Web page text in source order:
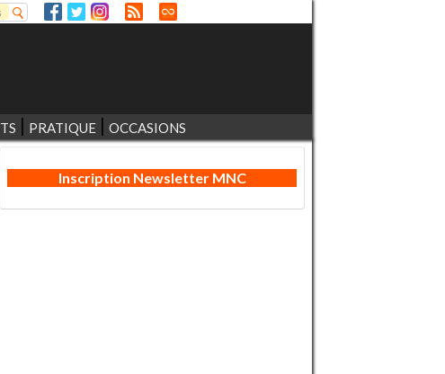
PRATIQUE OCCASIONS
Inscription Newsletter MNC